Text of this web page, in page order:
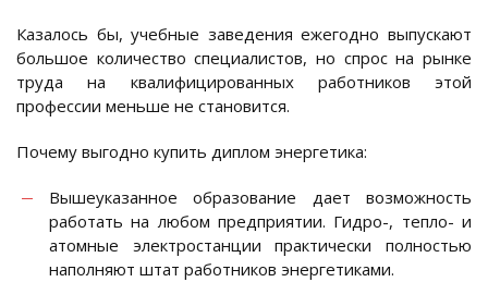
Казалось бы, учебные заведения ежегодно выпускают
большое количество специалистов, но спрос на рынке
труда на квалифицированных работников этой
профессии меньше не становится.
Почему выгодно купить диплом энергетика:
Вышеуказанное образование дает возможность
работать на любом предприятии. Гидро-, тепло- и
атомные электростанции практически полностью
наполняют штат работников энергетиками.